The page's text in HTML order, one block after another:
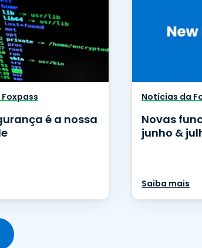
é a nossa
Notícias da
Novas
junho &
Saiba mais